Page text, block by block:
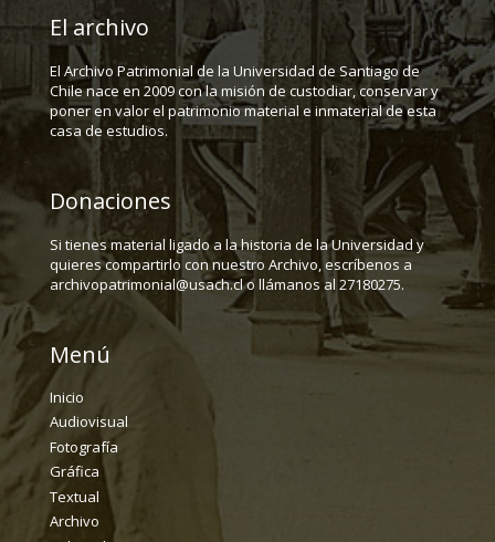
El archivo
El Archivo Patrimonial de la Universidad de Santiago de
Chile nace en 2009 con la misión de custodiar, conservar y
poner en valor el patrimonio material e inmaterial de esta
casa de estudios.
Donaciones
Si tienes material ligado a la historia de la Universidad y
quieres compartirlo con nuestro Archivo, escríbenos a
archivopatrimonial@usach.cl o llámanos al 27180275.
Menú
Inicio
Audiovisual
Fotografía
Gráfica
Textual
Archivo